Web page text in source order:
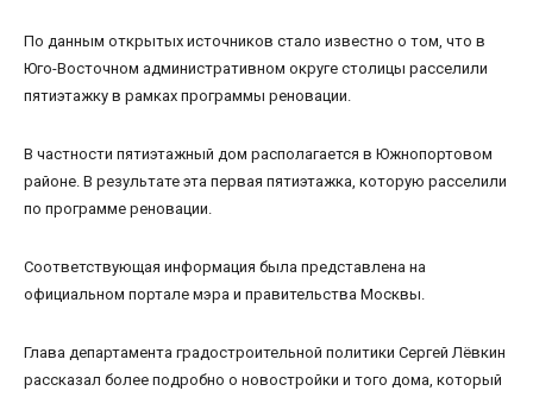
По данным открытых источников стало известно о том, что в
Юго-Восточном административном округе столицы расселили
пятиэтажку в рамках программы реновации.
В частности пятиэтажный дом располагается в Южнопортовом
районе. В результате эта первая пятиэтажка, которую расселили
по программе реновации.
Соответствующая информация была представлена на
официальном портале мэра и правительства Москвы.
Глава департамента градостроительной политики Сергей Лёвкин
рассказал более подробно о новостройки и того дома, который